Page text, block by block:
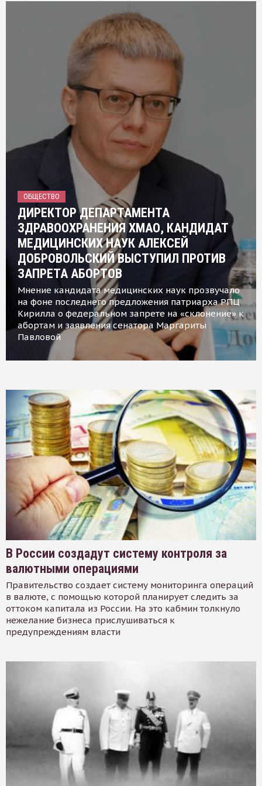
ОБЩЕСТВО
ДИРЕКТОР ДЕПАРТАМЕНТА
ЗДРАВООХРАНЕНИЯ ХМАО, КАНДИДАТ
МЕДИЦИНСКИХ НАУК АЛЕКСЕЙ
ДОБРОВОЛЬСКИЙ ВЫСТУПИЛ ПРОТИВ
ЗАПРЕТА АБОРТОВ
Мнение кандидата медицинских наук прозвучало
на фоне последнего предложения патриарха РПЦ
Кирилла о федеральном запрете на «склонение» к
абортам и заявления сенатора Маргариты
Павловой
В России создадут систему контроля за
валютными операциями
Правительство создает систему мониторинга операций
в валюте, с помощью которой планирует следить за
оттоком капитала из России. На это кабмин толкнуло
нежелание бизнеса прислушиваться к
предупреждениям власти